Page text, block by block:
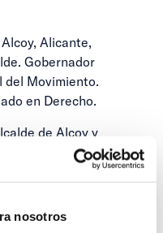
nosotros
Alicante,
Gobernador
del Movimiento.
en Derecho.
de Alcoy y
Provincial del
de